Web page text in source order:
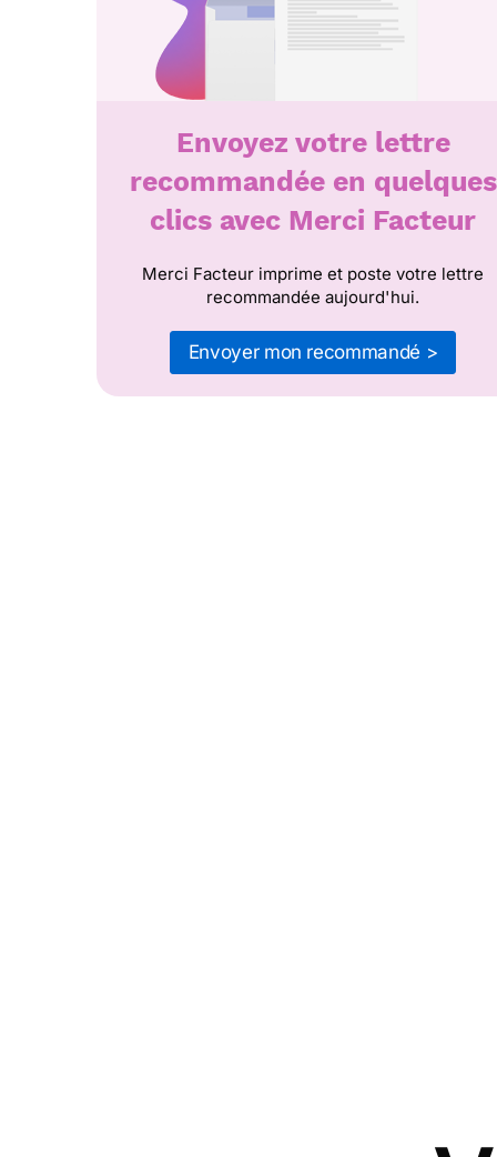
Envoyez votre lettre
recommandée en quelques
clics avec Merci Facteur
Merci Facteur imprime et poste votre lettre
recommandée aujourd'hui.
Envoyer mon recommandé >